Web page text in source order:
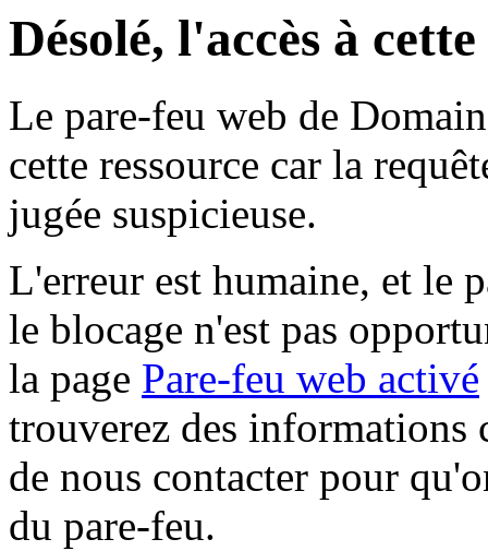
Désolé, l'accès à
Le pare-feu web de
cette ressource car la
jugée suspicieuse.
L'erreur est humaine, et le
le blocage n'est pas
la page Pare-feu web activé
trouverez des informations
de nous contacter pour
du pare-feu.